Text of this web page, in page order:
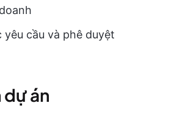
yêu cầu và phê duyệt
dự án